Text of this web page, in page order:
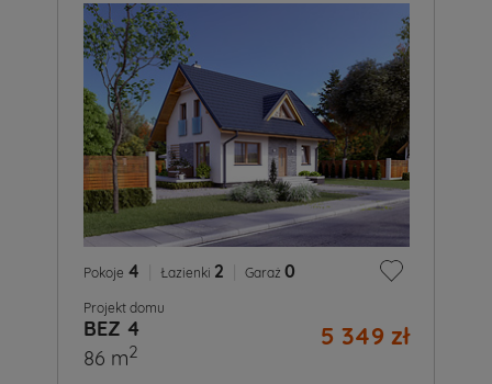
Pokoje 4 Łazienki 2 Garaż 0
Projekt domu
BEZ 4 5 349 zł
86 m2